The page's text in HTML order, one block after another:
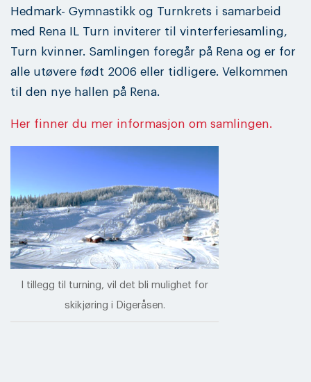
Hedmark- Gymnastikk og Turnkrets i samarbeid
med Rena IL Turn inviterer til vinterferiesamling,
Turn kvinner. Samlingen foregår på Rena og er for
alle utøvere født 2006 eller tidligere. Velkommen
til den nye hallen på Rena.
Her finner du mer informasjon om samlingen.
I tillegg til turning, vil det bli mulighet for
skikjøring i Digeråsen.